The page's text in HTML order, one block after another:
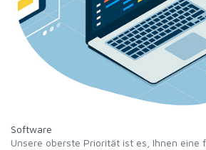
Software
Unsere oberste Priorität ist es, Ihnen eine